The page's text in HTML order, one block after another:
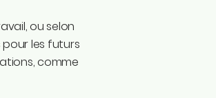
ou selon
pour les futurs
comme